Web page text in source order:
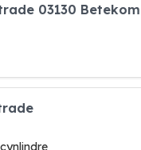
03130 Betekom